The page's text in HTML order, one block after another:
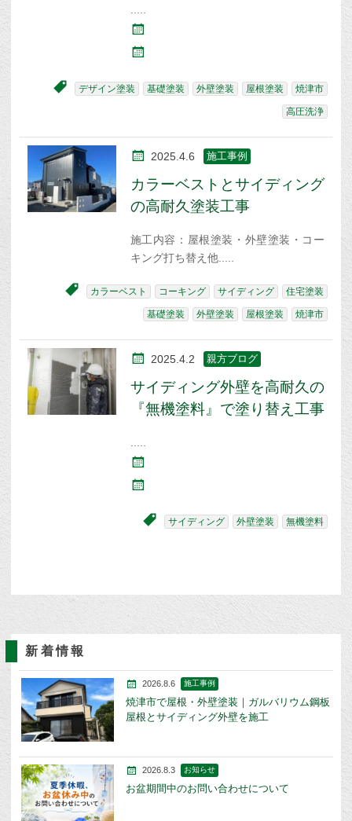
デザイン塗装 基礎塗装 外壁塗装 屋根塗装 焼津市
高圧洗浄
2025.4.6 施工事例
カラーベストとサイディング
の高耐久塗装工事
施工内容：屋根塗装・外壁塗装・コー
キング打ち替え他
カラーベスト コーキング サイディング 住宅塗装
基礎塗装 外壁塗装 屋根塗装 焼津市
2025.4.2 親方ブログ
サイディング外壁を高耐久の
『無機塗料』で塗り替え工事
サイディング 外壁塗装 無機塗料
新着情報
2026.8.6 施工事例
焼津市で屋根・外壁塗装｜ガルバリウム鋼板
屋根とサイディング外壁を施工
2026.8.3 お知らせ
お盆期間中のお問い合わせについて